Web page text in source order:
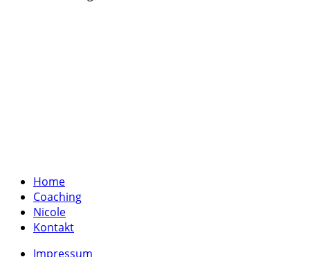
Home
Coaching
Nicole
Kontakt
Impressum